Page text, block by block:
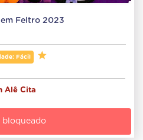
Feltro 2023
Fácil
Alê Cita
bloqueado